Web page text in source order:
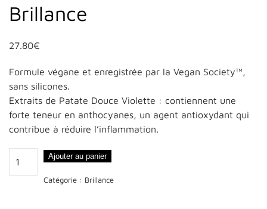
Brillance
27.80€
Formule végane et enregistrée par la Vegan Society™,
sans silicones.
Extraits de Patate Douce Violette : contiennent une
forte teneur en anthocyanes, un agent antioxydant qui
contribue à réduire l’inflammation.
de
Shampooing
Ajouter au panier
Catégorie : Brillance